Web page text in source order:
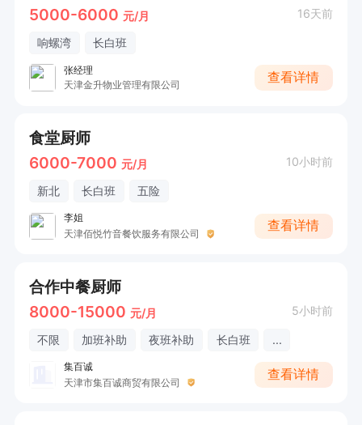
5000-6000 元/月 16天前
响螺湾 长白班
张经理
天津金升物业管理有限公司
查看详情
食堂厨师
6000-7000 元/月 10小时前
新北 长白班 五险
李姐
天津佰悦竹音餐饮服务有限公司
查看详情
合作中餐厨师
8000-15000 元/月 5小时前
不限 加班补助 夜班补助 长白班 ...
集百诚
天津市集百诚商贸有限公司
查看详情